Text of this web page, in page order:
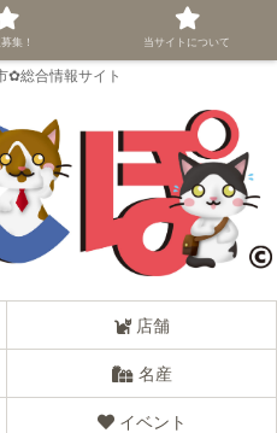
✿総合情報サイト
店舗
名産
イベント
集！ 当サイトについて